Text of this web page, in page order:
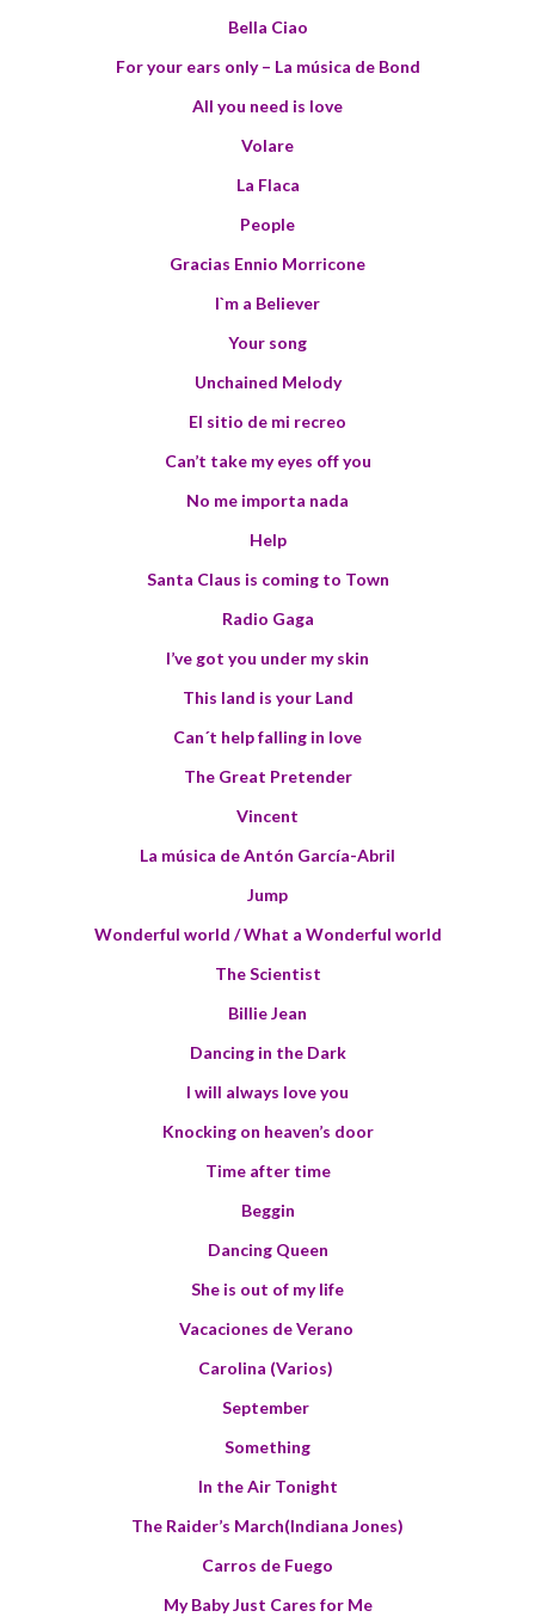
Bella Ciao
For your ears only – La música de Bond
All you need is love
Volare
La Flaca
People
Gracias Ennio Morricone
I`m a Believer
Your song
Unchained Melody
El sitio de mi recreo
Can’t take my eyes off you
No me importa nada
Help
Santa Claus is coming to Town
Radio Gaga
I’ve got you under my skin
This land is your Land
Can´t help falling in love
The Great Pretender
Vincent
La música de Antón García-Abril
Jump
Wonderful world / What a Wonderful world
The Scientist
Billie Jean
Dancing in the Dark
I will always love you
Knocking on heaven’s door
Time after time
Beggin
Dancing Queen
She is out of my life
Vacaciones de Verano
Carolina (Varios)
September
Something
In the Air Tonight
The Raider’s March(Indiana Jones)
Carros de Fuego
My Baby Just Cares for Me